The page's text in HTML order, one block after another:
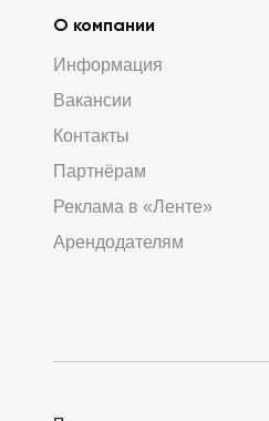
О компании
Информация
Вакансии
Контакты
Партнёрам
Реклама в «Ленте»
Арендодателям